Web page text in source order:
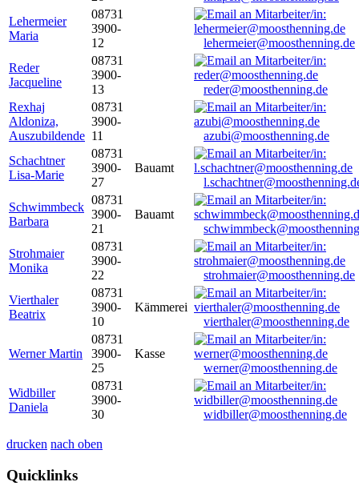
Lehermeier
Maria
08731
3900-
12
lehermeier@moosthenning.de
Reder
Jacqueline
08731
3900-
13
reder@moosthenning.de
Rexhaj
Aldoniza,
Auszubildende
08731
3900-
11
azubi@moosthenning.de
Schachtner
Lisa-Marie
08731
3900-
27
Bauamt
Schwimmbeck
Barbara
08731
3900-
21
Bauamt
Strohmaier
Monika
08731
3900-
22
strohmaier@moosthenning.de
Vierthaler
Beatrix
08731
3900-
10
Kämmerei
vierthaler@moosthenning.de
Werner Martin
08731
3900-
25
Kasse
werner@moosthenning.de
Widbiller
Daniela
08731
3900-
30
widbiller@moosthenning.de
drucken nach oben
Quicklinks